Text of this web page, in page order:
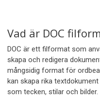
Vad är DOC
DOC är ett filformat som
skapa och redigera
mångsidig format för
kan skapa rika
som tecken, stilar och bilder.